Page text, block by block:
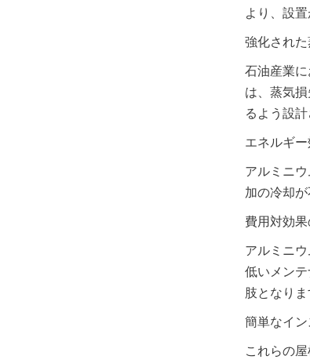
より、設
強化され
石油産業
は、蒸気
るよう設計
エネルギ
アルミニ
加の冷却
費用対効
アルミニ
低いメン
肢となりま
簡単なイ
これらの